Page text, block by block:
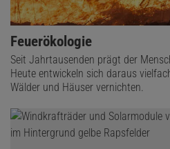
Feuerökologie
Seit Jahrtausenden prägt der
Heute entwickeln sich daraus
Wälder und Häuser vernichten.